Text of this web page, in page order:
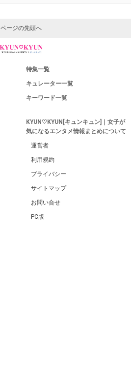
ページの先頭へ
特集一覧
キュレーター一覧
キーワード一覧
KYUN♡KYUN[キュンキュン]｜女子が
気になるエンタメ情報まとめについて
運営者
利用規約
プライバシー
サイトマップ
お問い合せ
PC版